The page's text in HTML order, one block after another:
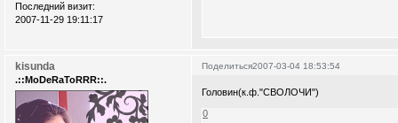
Последний визит:
2007-11-29 19:11:17
Поделиться2007-03-04 18:53:54
kisunda
.::MoDeRaToRRR::.
Головин(к.ф."СВОЛОЧИ")
0